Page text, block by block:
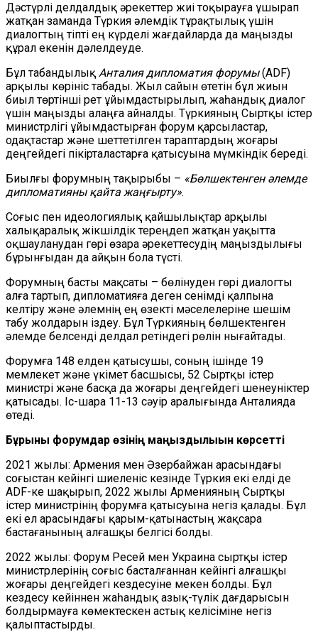
Дәстүрлі делдалдық әрекеттер жиі тоқырауға ұшырап
жатқан заманда Түркия әлемдік тұрақтылық үшін
диалогтың тіпті ең күрделі жағдайларда да маңызды
құрал екенін дәлелдеуде.
Бұл табандылық Анталия дипломатия форумы(ADF)
арқылы көрініс табады. Жыл сайын өтетін бұл жиын
биыл төртінші рет ұйымдастырылып, жаһандық диалог
үшін маңызды алаңға айналды. Түркияның Сыртқы істер
министрлігі ұйымдастырған форум қарсыластар,
одақтастар және шеттетілген тараптардың жоғары
деңгейдегі пікірталастарға қатысуына мүмкіндік береді.
Биылғы форумның тақырыбы – «Бөлшектенген әлемде
дипломатияны қайта жаңғырту».
Соғыс пен идеологиялық қайшылықтар арқылы
халықаралық жікшілдік тереңдеп жатқан уақытта
оқшауланудан гөрі өзара әрекеттесудің маңыздылығы
бұрынғыдан да айқын бола түсті.
Форумның басты мақсаты – бөлінуден гөрі диалогты
алға тартып, дипломатияға деген сенімді қалпына
келтіру және әлемнің ең өзекті мәселелеріне шешім
табу жолдарын іздеу. Бұл Түркияның бөлшектенген
әлемде белсенді делдал ретіндегі рөлін нығайтады.
Форумға 148 елден қатысушы, соның ішінде 19
мемлекет және үкімет басшысы, 52 Сыртқы істер
министрі және басқа да жоғары деңгейдегі шенеуніктер
қатысады. Іс-шара 11-13 сәуір аралығында Анталияда
өтеді.
Бұрынғы форумдар өзінің маңыздылығын көрсетті
2021 жылы: Армения мен Әзербайжан арасындағы
соғыстан кейінгі шиеленіс кезінде Түркия екі елді де
ADF-ке шақырып, 2022 жылы Арменияның Сыртқы
істер министрінің форумға қатысуына негіз қалады. Бұл
екі ел арасындағы қарым-қатынастың жақсара
бастағанының алғашқы белгісі болды.
2022 жылы: Форум Ресей мен Украина сыртқы істер
министрлерінің соғыс басталғаннан кейінгі алғашқы
жоғары деңгейдегі кездесуіне мекен болды. Бұл
кездесу кейіннен жаһандық азық-түлік дағдарысын
болдырмауға көмектескен астық келісіміне негіз
қалыптастырды.